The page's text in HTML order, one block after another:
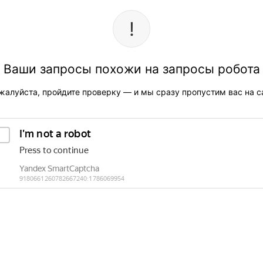
Ваши запросы похожи на запросы робота
пройдите проверку — и мы сразу пропустим вас на